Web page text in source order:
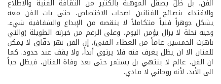
الفن، بل ظلّ يصقل الموهبة بالكثير من الثقافة الفنية والاطلاع
والاقتداء بنصائح الفنانين اصحاب الاختصاص، حتى بات الفن معه
يشكل جوهراً فنياً متكاملاً لا ينقصه من الإبداع والشفافية شيء.
وجيه نحلة لا يزال يؤمن اليوم، وعلى الرغم من خبرته الطويلة (والتي
ناهزت الخمسين عاماً من العطاء الفني)، إن الفن نهر دفّاق لا يمكن
للفنان الا ان يظل يغرف فنه فلا يرتوي أبداً، ولا يقف عند حدود. كما
ان الفن، عالم لا ينتهي بل يستمر حتى بعد وفاة الفنان، فيظل حياً
الى الأبد، لأنه روحاني لا مادي.